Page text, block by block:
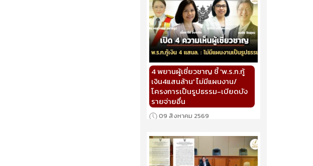
4 พยานผู้เชี่ยวชาญ ชี้ 'พ.ร.ก.กู้
เงิน4แสนล้าน' ไม่มีแผนงาน/
โครงการเป็นรูปธรรม-เบียดบัง
รายจ่ายอื่น
09 สิงหาคม 2569